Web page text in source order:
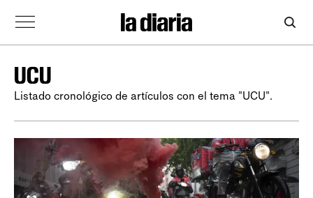
UCU
Listado cronológico de artículos con el tema "UCU".